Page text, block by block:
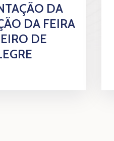
DA
DA FEIRA
DE